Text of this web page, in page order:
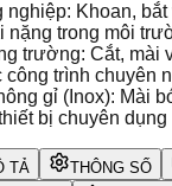
nghiệp: Khoan,
nặng trong môi
trường: Cắt, mài
công trình chuyên
gỉ (Inox): Mài
bị chuyên
TẢ THÔNG SỐ